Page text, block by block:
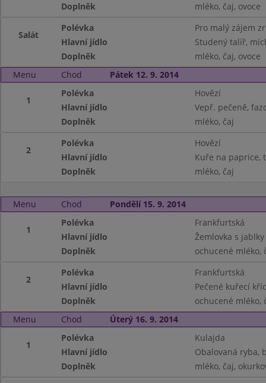
Doplněk
mléko, čaj, ovoce
Salát
Polévka
Pro malý zájem
Hlavní jídlo
Studený talíř,
Doplněk
mléko, čaj, ovoce
Menu
Chod Pátek 12. 9. 2014
1
Polévka
Hovězí
Hlavní jídlo
Vepř. pečeně,
Doplněk
mléko, čaj
2
Polévka
Hovězí
Hlavní jídlo
Kuře na paprice,
Doplněk
mléko, čaj
Menu Chod Pondělí 15. 9. 2014
1
Polévka
Frankfurtská
Hlavní jídlo
Žemlovka s
Doplněk
ochucené mléko,
2
Polévka
Frankfurtská
Hlavní jídlo
Pečené kuřecí
Doplněk
ochucené mléko,
Menu
Chod Úterý 16. 9. 2014
1
Polévka
Kulajda
Hlavní jídlo
Obalovaná ryba,
Doplněk
mléko, čaj,